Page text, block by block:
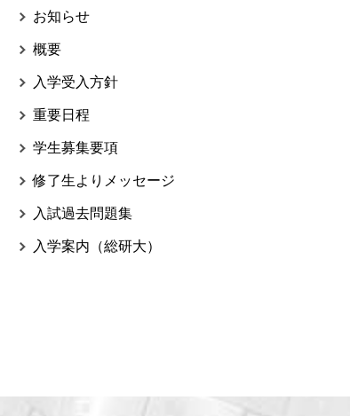
お知らせ
概要
入学受入方針
重要日程
学生募集要項
修了生よりメッセージ
入試過去問題集
入学案内（総研大）